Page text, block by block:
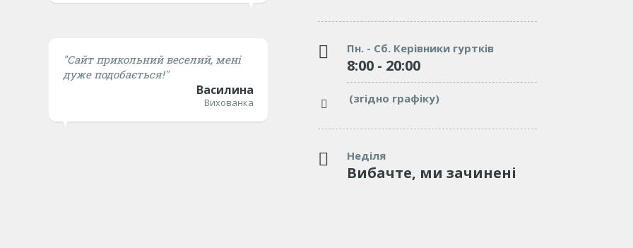
"Сайт прикольний веселий, мені
дуже подобається!"
Василина
Вихованка
Teacher
"We’ve tried many schools, but none
of them can be compared to Burgess.
Affectionate, and caring."
Пн. - Сб. Керівники гуртків
8:00 - 20:00
(згідно графіку)
Неділя
Вибачте, ми зачинені